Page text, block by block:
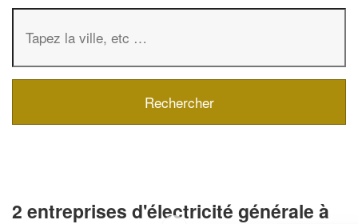
2 entreprises d'électricité générale à